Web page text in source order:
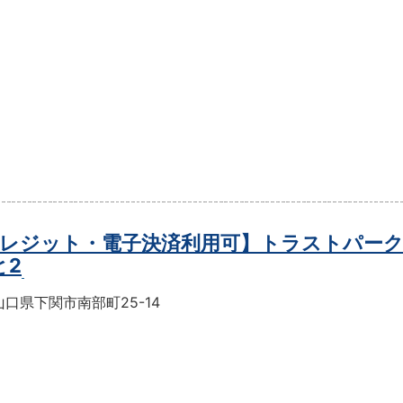
ジット・電子決済利用可】トラストパー
2
口県下関市南部町25-14